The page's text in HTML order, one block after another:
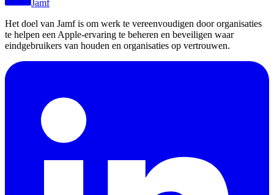
Jamf
Het doel van Jamf is om werk te vereenvoudigen door organisaties
te helpen een Apple-ervaring te beheren en beveiligen waar
eindgebruikers van houden en organisaties op vertrouwen.